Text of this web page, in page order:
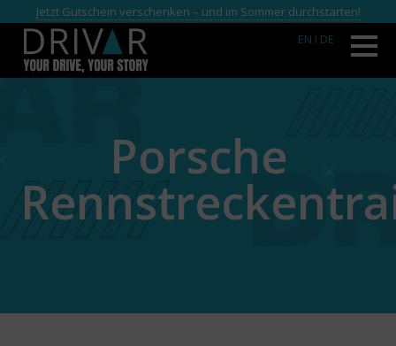
Jetzt Gutschein verschenken – und im Sommer durchstarten!
EN I DE
Porsche